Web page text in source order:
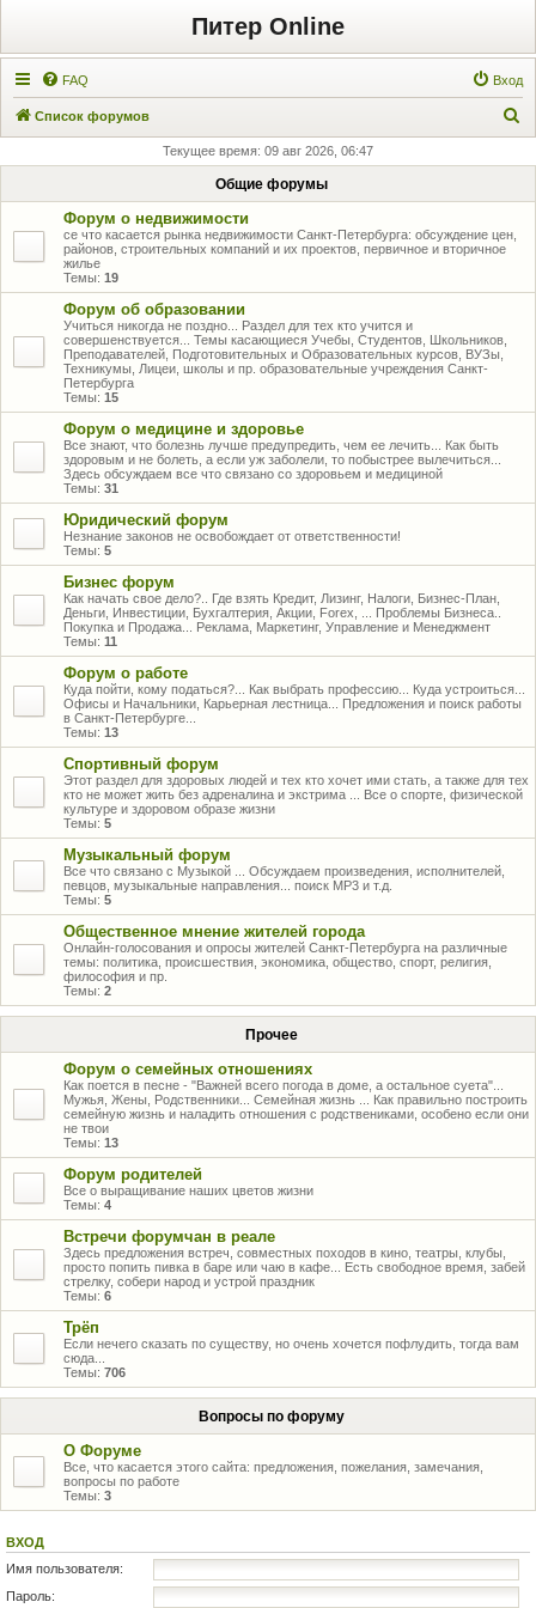
Питер Online
FAQ Вход
Список форумов
с
Текущее время: 09 авг 2026, 06:47
Общие форумы
Форум о недвижимости
се что касается рынка недвижимости Санкт-Петербурга: обсуждение цен,
районов, строительных компаний и их проектов, первичное и вторичное
жилье
Темы: 19
Форум об образовании
Учиться никогда не поздно... Раздел для тех кто учится и
совершенствуется... Темы касающиеся Учебы, Студентов, Школьников,
Преподавателей, Подготовительных и Образовательных курсов, ВУЗы,
Техникумы, Лицеи, школы и пр. образовательные учреждения Санкт-
Петербурга
Темы: 15
Форум о медицине и здоровье
Все знают, что болезнь лучше предупредить, чем ее лечить... Как быть
здоровым и не болеть, а если уж заболели, то побыстрее вылечиться...
Здесь обсуждаем все что связано со здоровьем и медициной
Темы: 31
Юридический форум
Незнание законов не освобождает от ответственности!
Темы: 5
Бизнес форум
Как начать свое дело?.. Где взять Кредит, Лизинг, Налоги, Бизнес-План,
Деньги, Инвестиции, Бухгалтерия, Акции, Forex, ... Проблемы Бизнеса..
Покупка и Продажа... Реклама, Маркетинг, Управление и Менеджмент
Темы: 11
Форум о работе
Куда пойти, кому податься?... Как выбрать профессию... Куда устроиться...
Офисы и Начальники, Карьерная лестница... Предложения и поиск работы
в Санкт-Петербурге...
Темы: 13
Спортивный форум
Этот раздел для здоровых людей и тех кто хочет ими стать, а также для тех
кто не может жить без адреналина и экстрима ... Все о спорте, физической
культуре и здоровом образе жизни
Темы: 5
Музыкальный форум
Все что связано с Музыкой ... Обсуждаем произведения, исполнителей,
певцов, музыкальные направления... поиск MP3 и т.д.
Темы: 5
Общественное мнение жителей города
Онлайн-голосования и опросы жителей Санкт-Петербурга на различные
темы: политика, происшествия, экономика, общество, спорт, религия,
философия и пр.
Темы: 2
Прочее
Форум о семейных отношениях
Как поется в песне - "Важней всего погода в доме, а остальное суета"...
Мужья, Жены, Родственники... Семейная жизнь ... Как правильно построить
семейную жизнь и наладить отношения с родствениками, особено если они
не твои
Темы: 13
Форум родителей
Все о выращивание наших цветов жизни
Темы: 4
Встречи форумчан в реале
Здесь предложения встреч, совместных походов в кино, театры, клубы,
просто попить пивка в баре или чаю в кафе... Есть свободное время, забей
стрелку, собери народ и устрой праздник
Темы: 6
Трёп
Если нечего сказать по существу, но очень хочется пофлудить, тогда вам
сюда...
Темы: 706
Вопросы по форуму
О Форуме
Все, что касается этого сайта: предложения, пожелания, замечания,
вопросы по работе
Темы: 3
ВХОД
Имя пользователя:
Пароль: